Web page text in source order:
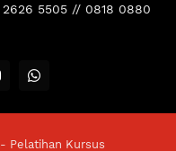
5505 // 0818 0880
Pelatihan Kursus